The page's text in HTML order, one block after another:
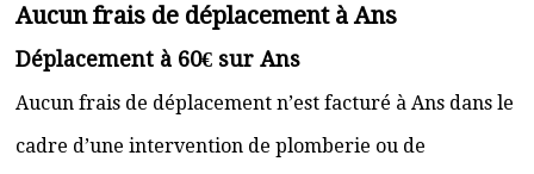
Aucun frais de déplacement à Ans
Déplacement à 60€ sur Ans
Aucun frais de déplacement n’est facturé à Ans dans le
cadre d’une intervention de plomberie ou de